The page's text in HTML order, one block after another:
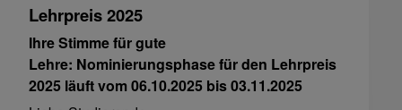
Lehrpreis 2025
Ihre Stimme für gute
Lehre: Nominierungsphase für den Lehrpreis
2025 läuft vom 06.10.2025 bis 03.11.2025